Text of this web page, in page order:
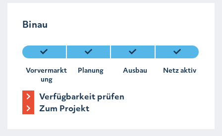
Binau
Vorvermarkt
ung
Planung Ausbau Netz aktiv
Verfügbarkeit prüfen
Zum Projekt